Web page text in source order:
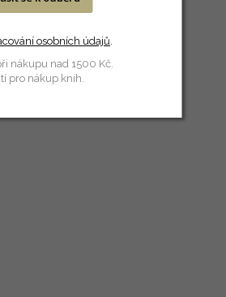
osobních údajů.
nákupu nad 1500 Kč.
pro nákup knih.